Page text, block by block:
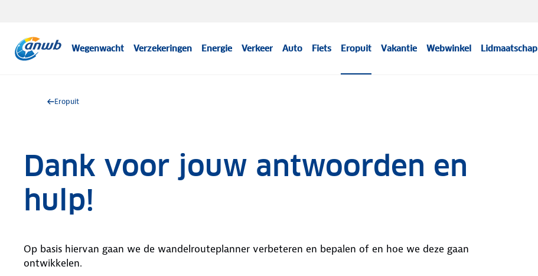
Wegenwacht Verzekeringen Energie Verkeer Auto Fiets Eropuit Vakantie Webwinkel Lidmaatschap
Eropuit
Dank voor jouw antwoorden en
hulp!
Op basis hiervan gaan we de wandelrouteplanner verbeteren en bepalen of en hoe we deze gaan
ontwikkelen.